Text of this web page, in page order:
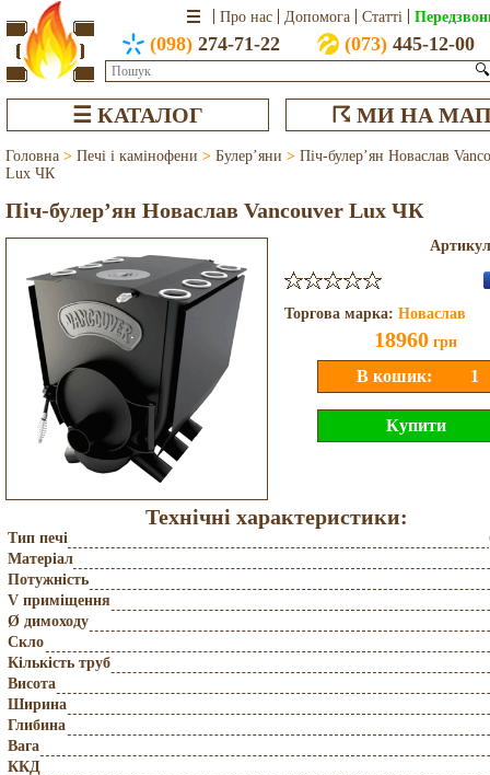
Про нас Допомога Статті
(098) 274-71-22 (073)445-12-00
🔍
☰ КАТАЛОГ ☈ МИ НА
Головна > Печі і камінофени > Булер’яни > Піч-булер’ян Новаслав
Lux ЧК
Піч-булер’ян Новаслав Vancouver Lux ЧК
Торгова марка: Новаслав
18960 грн
Технічні характеристики:
Тип печі
Матеріал
Потужність
V приміщення
Ø димоходу
Скло
Кількість труб
Висота
Ширина
Глибина
Вага
ККД